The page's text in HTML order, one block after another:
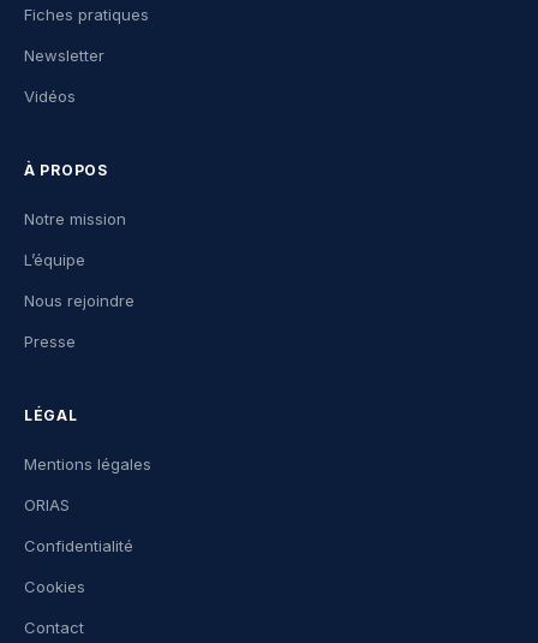
Fiches pratiques
Newsletter
Vidéos
À PROPOS
Notre mission
L’équipe
Nous rejoindre
Presse
LÉGAL
Mentions légales
ORIAS
Confidentialité
Cookies
Contact